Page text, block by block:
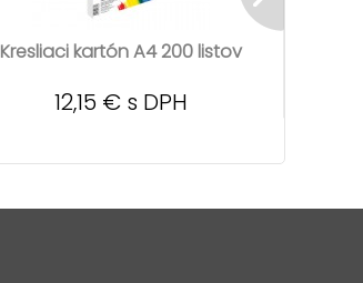
Kresliaci kartón A4 200 listov
12,15 € s DPH